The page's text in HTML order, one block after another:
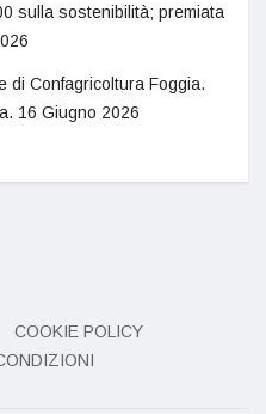
sulla sostenibilità; premiata
di Confagricoltura Foggia.
16 Giugno 2026
COOKIE POLICY